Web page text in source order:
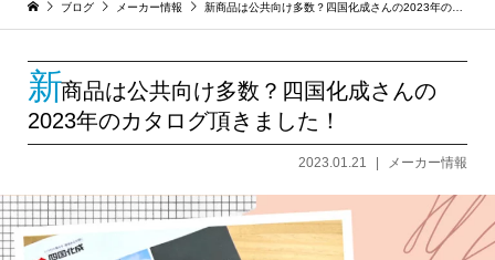
ブログ メーカー情報 新商品は公共向け多数？四国化成さんの2023年のカタログ頂きました！
新商品は公共向け多数？四国化成さんの
2023年のカタログ頂きました！
2023.01.21 メーカー情報